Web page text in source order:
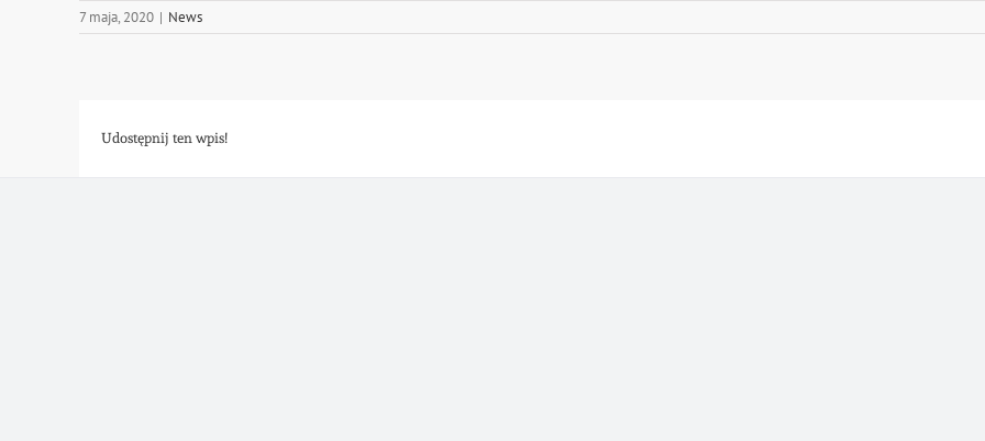
7 maja, 2020 | News
Udostępnij ten wpis!